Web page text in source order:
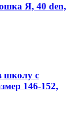
Я, 40 den,
школу с
146-152,